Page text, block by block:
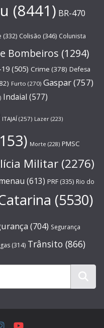
(8441) BR-470
(332) Colisão (346) Colunista
Bombeiros (1294)
(505) Crime (378) Defesa
Furto (270) Gaspar(757)
Indaial (577)
ITAJAÍ (257) Lazer (223)
Morte (228) PMSC
Militar (2276)
(613) PRF (335) Rio do
(5530)
(704) Segurança
(314) Trânsito (866)